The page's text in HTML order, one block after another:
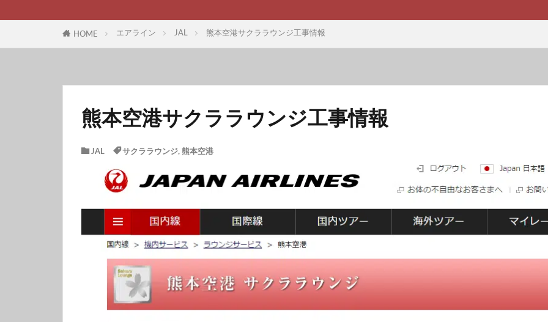
HOME エアライン JAL 熊本空港サクララウンジ工事情報
熊本空港サクララウンジ工事情報
JAL サクララウンジ, 熊本空港